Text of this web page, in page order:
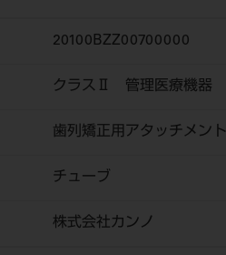
20100BZZ00700000
クラスⅡ 管理医療機器
歯列矯正用アタッチメント
チューブ
株式会社カンノ